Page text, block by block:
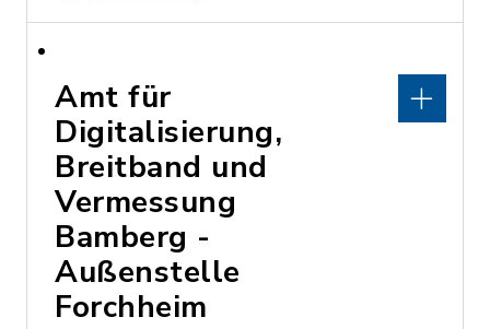
Amt für
Digitalisierung,
Breitband und
Vermessung
Bamberg -
Außenstelle
Forchheim